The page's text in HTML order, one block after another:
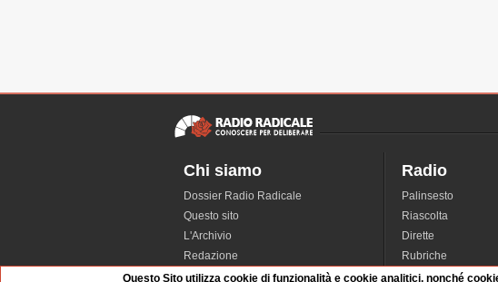
Chi siamo
Dossier Radio Radicale
Questo sito
L'Archivio
Redazione
La musica da Requiem
Radio
Palinsesto
Riascolta
Dirette
Rubriche
Interviste
Questo Sito utilizza cookie di funzionalità e cookie analitici, nonché